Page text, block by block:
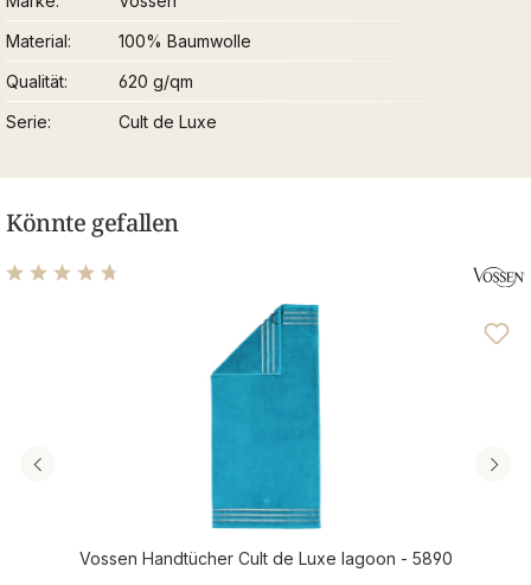
Material
100% Baumwolle
Qualität
620 g/qm
Serie
Cult de Luxe
Könnte gefallen
Durchschnittliche Bewertung von 4.76 von 5 Sternen
Vossen Handtücher Cult de Luxe lagoon - 5890